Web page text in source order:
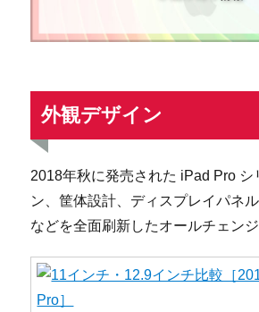
外観デザイン
2018年秋に発売された iPad Pro シ
ン、筐体設計、ディスプレイパネ
などを全面刷新したオールチェンジ